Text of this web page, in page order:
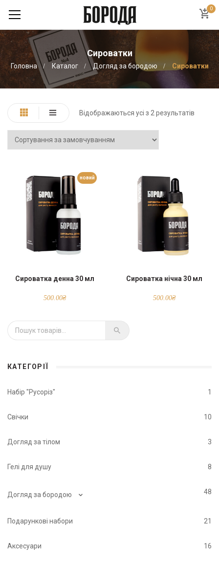
0
Сироватки
Головна Каталог Догляд за бородою Сироватки
Відображаються усі з 2 результатів
новий
Сироватка денна 30 мл
500.00₴
Сироватка нічна 30 мл
500.00₴
Шукати:
КАТЕГОРІЇ
Набір "Русоріз" 1
Свічки 10
Догляд за тілом 3
Гелі для душу 8
Догляд за бородою ⌄ 48
Подарункові набори 21
Аксесуари 16